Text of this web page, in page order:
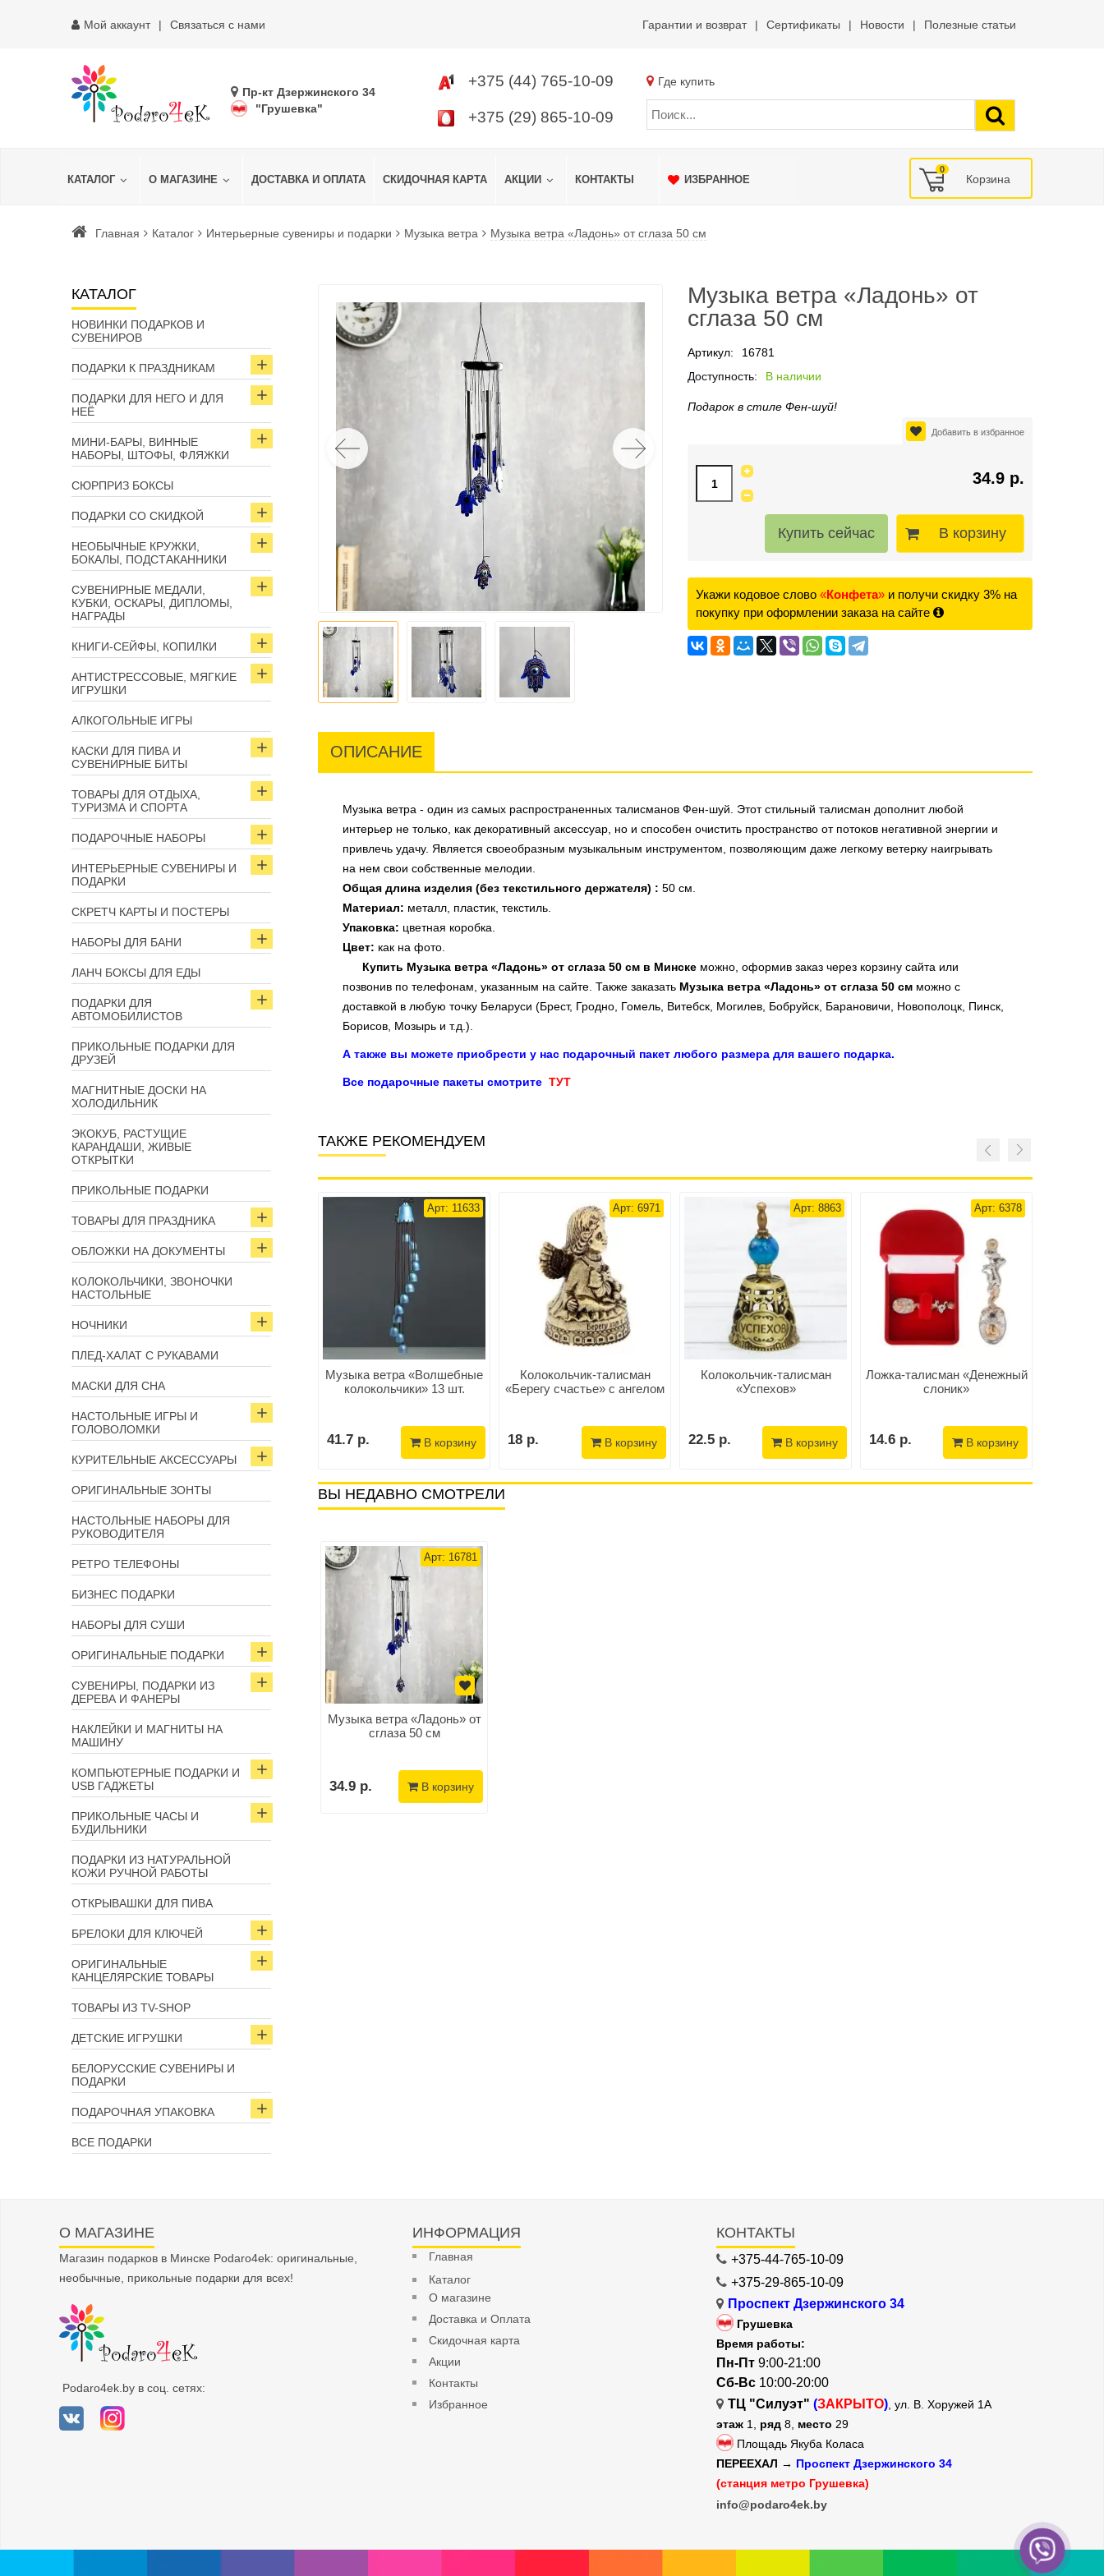
Мой аккаунт Связаться с нами Гарантии и возврат Сертификаты Новости Полезные статьи
Пр-кт Дзержинского 34
"Грушевка"
+375 (44) 765-10-09
+375 (29) 865-10-09
Где купить
КАТАЛОГ О МАГАЗИНЕ ДОСТАВКА И ОПЛАТА СКИДОЧНАЯ КАРТА АКЦИИ КОНТАКТЫ ИЗБРАННОЕ
0
Главная Каталог Интерьерные сувениры и подарки Музыка ветра Музыка ветра «Ладонь» от сглаза 50 см
КАТАЛОГ
НОВИНКИ ПОДАРКОВ И
СУВЕНИРОВ
ПОДАРКИ К ПРАЗДНИКАМ
ПОДАРКИ ДЛЯ НЕГО И ДЛЯ
НЕЁ
МИНИ-БАРЫ, ВИННЫЕ
НАБОРЫ, ШТОФЫ, ФЛЯЖКИ
СЮРПРИЗ БОКСЫ
ПОДАРКИ СО СКИДКОЙ
НЕОБЫЧНЫЕ КРУЖКИ,
БОКАЛЫ, ПОДСТАКАННИКИ
СУВЕНИРНЫЕ МЕДАЛИ,
КУБКИ, ОСКАРЫ, ДИПЛОМЫ,
НАГРАДЫ
КНИГИ-СЕЙФЫ, КОПИЛКИ
АНТИСТРЕССОВЫЕ, МЯГКИЕ
ИГРУШКИ
АЛКОГОЛЬНЫЕ ИГРЫ
КАСКИ ДЛЯ ПИВА И
СУВЕНИРНЫЕ БИТЫ
ТОВАРЫ ДЛЯ ОТДЫХА,
ТУРИЗМА И СПОРТА
ПОДАРОЧНЫЕ НАБОРЫ
ИНТЕРЬЕРНЫЕ СУВЕНИРЫ И
ПОДАРКИ
СКРЕТЧ КАРТЫ И ПОСТЕРЫ
НАБОРЫ ДЛЯ БАНИ
ЛАНЧ БОКСЫ ДЛЯ ЕДЫ
ПОДАРКИ ДЛЯ
АВТОМОБИЛИСТОВ
ПРИКОЛЬНЫЕ ПОДАРКИ ДЛЯ
ДРУЗЕЙ
МАГНИТНЫЕ ДОСКИ НА
ХОЛОДИЛЬНИК
ЭКОКУБ, РАСТУЩИЕ
КАРАНДАШИ, ЖИВЫЕ
ОТКРЫТКИ
ПРИКОЛЬНЫЕ ПОДАРКИ
ТОВАРЫ ДЛЯ ПРАЗДНИКА
ОБЛОЖКИ НА ДОКУМЕНТЫ
КОЛОКОЛЬЧИКИ, ЗВОНОЧКИ
НАСТОЛЬНЫЕ
НОЧНИКИ
ПЛЕД-ХАЛАТ С РУКАВАМИ
МАСКИ ДЛЯ СНА
НАСТОЛЬНЫЕ ИГРЫ И
ГОЛОВОЛОМКИ
КУРИТЕЛЬНЫЕ АКСЕССУАРЫ
ОРИГИНАЛЬНЫЕ ЗОНТЫ
НАСТОЛЬНЫЕ НАБОРЫ ДЛЯ
РУКОВОДИТЕЛЯ
РЕТРО ТЕЛЕФОНЫ
БИЗНЕС ПОДАРКИ
НАБОРЫ ДЛЯ СУШИ
ОРИГИНАЛЬНЫЕ ПОДАРКИ
СУВЕНИРЫ, ПОДАРКИ ИЗ
ДЕРЕВА И ФАНЕРЫ
НАКЛЕЙКИ И МАГНИТЫ НА
МАШИНУ
КОМПЬЮТЕРНЫЕ ПОДАРКИ И
USB ГАДЖЕТЫ
ПРИКОЛЬНЫЕ ЧАСЫ И
БУДИЛЬНИКИ
ПОДАРКИ ИЗ НАТУРАЛЬНОЙ
КОЖИ РУЧНОЙ РАБОТЫ
ОТКРЫВАШКИ ДЛЯ ПИВА
БРЕЛОКИ ДЛЯ КЛЮЧЕЙ
ОРИГИНАЛЬНЫЕ
КАНЦЕЛЯРСКИЕ ТОВАРЫ
ТОВАРЫ ИЗ TV-SHOP
ДЕТСКИЕ ИГРУШКИ
БЕЛОРУССКИЕ СУВЕНИРЫ И
ПОДАРКИ
ПОДАРОЧНАЯ УПАКОВКА
ВСЕ ПОДАРКИ
Музыка ветра «Ладонь» от
сглаза 50 см
Артикул:
16781
Доступность:
В наличии
Подарок в стиле Фен-шуй!
Добавить в избранное
34.9 р.
В корзину
Укажи кодовое слово «Конфета» и получи скидку 3% на
покупку при оформлении заказа на сайте
ОПИСАНИЕ
Музыка ветра - один из самых распространенных талисманов Фен-шуй. Этот стильный талисман дополнит любой
интерьер не только, как декоративный аксессуар, но и способен очистить пространство от потоков негативной энергии и
привлечь удачу. Является своеобразным музыкальным инструментом, позволяющим даже легкому ветерку наигрывать
на нем свои собственные мелодии.
Общая длина изделия (без текстильного держателя) : 50 см.
Материал: металл, пластик, текстиль.
Упаковка: цветная коробка.
Цвет: как на фото.
Купить Музыка ветра «Ладонь» от сглаза 50 см в Минске можно, оформив заказ через корзину сайта или
позвонив по телефонам, указанным на сайте. Также заказать Музыка ветра «Ладонь» от сглаза 50 см можно с
доставкой в любую точку Беларуси (Брест, Гродно, Гомель, Витебск, Могилев, Бобруйск, Барановичи, Новополоцк, Пинск,
Борисов, Мозырь и т.д.).
А также вы можете приобрести у нас подарочный пакет любого размера для вашего подарка.
Все подарочные пакеты смотрите ТУТ
ТАКЖЕ РЕКОМЕНДУЕМ
В корзину
Арт: 11652
39.5 р. В корзину
Арт: 11633
Музыка ветра «Волшебные
колокольчики» 13 шт.
41.7 р. В корзину
Арт: 6971
Колокольчик-талисман
«Берегу счастье» с ангелом
18 р. В корзину
Арт: 8863
Колокольчик-талисман
«Успехов»
22.5 р. В корзину
Арт: 6378
Ложка-талисман «Денежный
слоник»
14.6 р. В корзину
ВЫ НЕДАВНО СМОТРЕЛИ
Арт: 16781
Музыка ветра «Ладонь» от
сглаза 50 см
34.9 р. В корзину
О МАГАЗИНЕ
Магазин подарков в Минске Podaro4ek: оригинальные,
необычные, прикольные подарки для всех!
Podaro4ek.by в соц. сетях:
ИНФОРМАЦИЯ
Главная
Каталог
О магазине
Доставка и Оплата
Скидочная карта
Акции
Контакты
Избранное
КОНТАКТЫ
+375-44-765-10-09
+375-29-865-10-09
Проспект Дзержинского 34
Грушевка
Время работы:
Пн-Пт 9:00-21:00
Сб-Вс 10:00-20:00
ТЦ "Силуэт" (ЗАКРЫТО) , ул. В. Хоружей 1А
этаж 1, ряд 8, место 29
Площадь Якуба Коласа
ПЕРЕЕХАЛ → Проспект Дзержинского 34
(станция метро Грушевка)
info@podaro4ek.by